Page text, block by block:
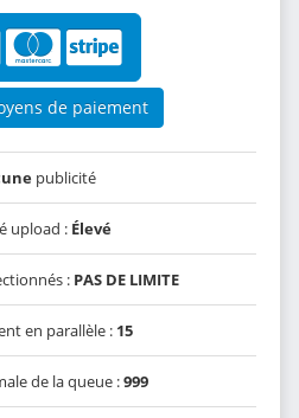
de paiement
publicité
upload : Élevé
: PAS DE LIMITE
en parallèle : 15
de la queue :999